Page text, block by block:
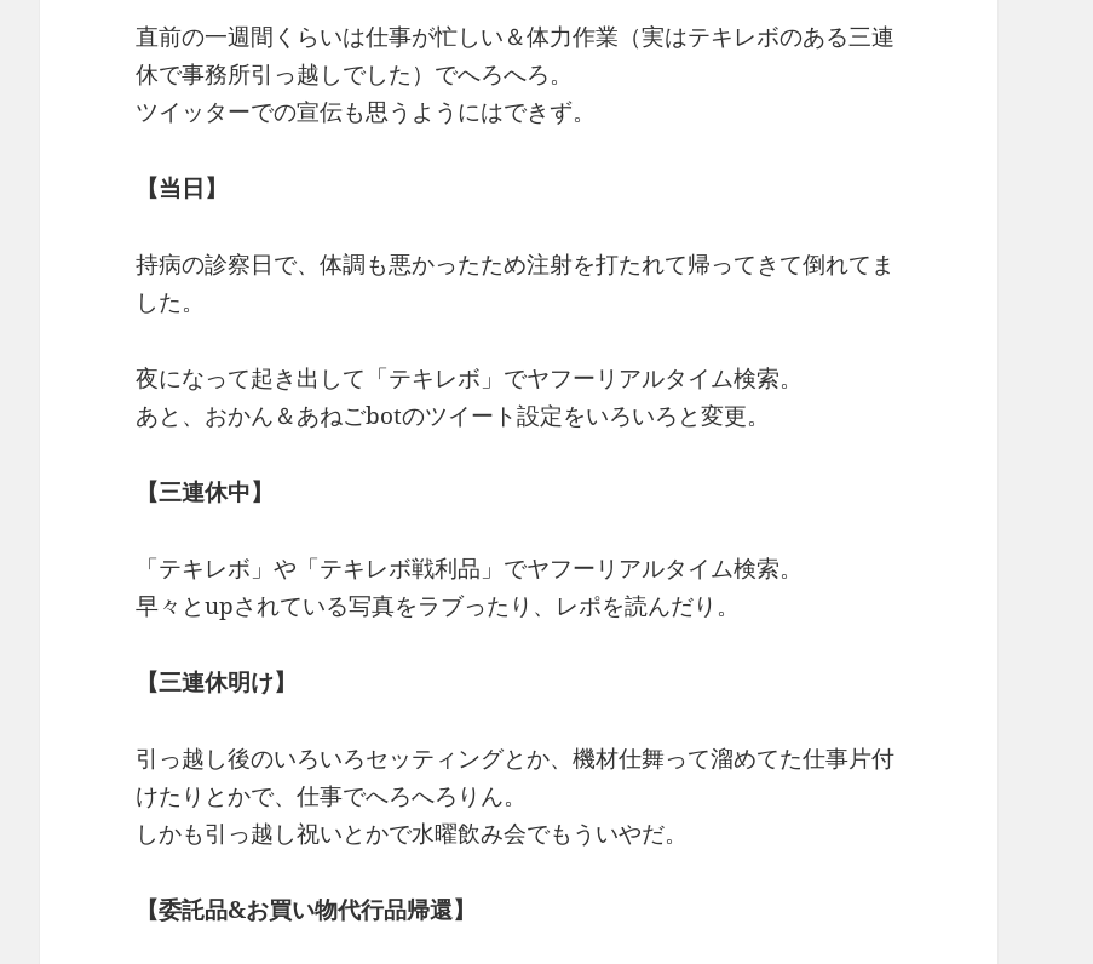
直前の一週間くらいは仕事が忙しい＆体力作業（実はテキレボのある三連
休で事務所引っ越しでした）でへろへろ。
ツイッターでの宣伝も思うようにはできず。
【当日】
持病の診察日で、体調も悪かったため注射を打たれて帰ってきて倒れてま
した。
夜になって起き出して「テキレボ」でヤフーリアルタイム検索。
あと、おかん＆あねごbotのツイート設定をいろいろと変更。
【三連休中】
「テキレボ」や「テキレボ戦利品」でヤフーリアルタイム検索。
早々とupされている写真をラブったり、レポを読んだり。
【三連休明け】
引っ越し後のいろいろセッティングとか、機材仕舞って溜めてた仕事片付
けたりとかで、仕事でへろへろりん。
しかも引っ越し祝いとかで水曜飲み会でもういやだ。
【委託品&お買い物代行品帰還】